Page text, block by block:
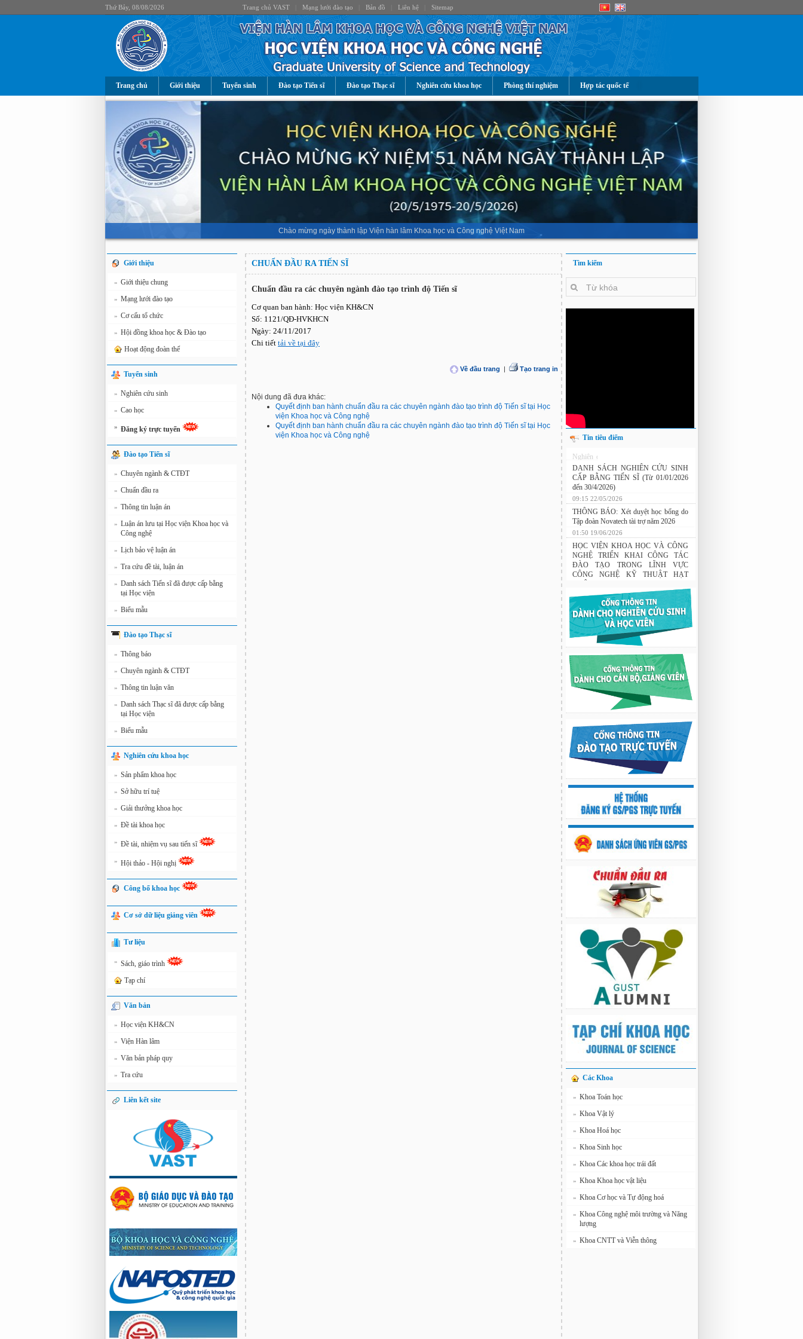
Thứ Bảy, 08/08/2026 Trang chủ VAST| Mạng lưới đào tạo Bản đồ Liên hệ| Sitemap
Trang chủ Giới thiệu Tuyển sinh Đào tạo Tiến sĩ Đào tạo Thạc sĩ Nghiên cứu khoa học Phòng thí nghiệm Hợp tác quốc tế
Chào mừng ngày thành lập Viện hàn lâm Khoa học và Công nghệ Việt Nam
Giới thiệu
» Giới thiệu chung
» Mạng lưới đào tạo
» Cơ cấu tổ chức
» Hội đồng khoa học & Đào tạo
Hoạt động đoàn thể
Tuyển sinh
» Nghiên cứu sinh
» Cao học
» Đăng ký trực tuyến
Đào tạo Tiến sĩ
» Chuyên ngành & CTĐT
» Chuẩn đầu ra
» Thông tin luận án
» Luận án lưu tại Học viện Khoa học và
Công nghệ
» Lịch bảo vệ luận án
» Tra cứu đề tài, luận án
» Danh sách Tiến sĩ đã được cấp bằng
tại Học viện
» Biểu mẫu
Đào tạo Thạc sĩ
» Thông báo
» Chuyên ngành & CTĐT
» Thông tin luận văn
» Danh sách Thạc sĩ đã được cấp bằng
tại Học viện
» Biểu mẫu
Nghiên cứu khoa học
» Sản phẩm khoa học
» Sở hữu trí tuệ
» Giải thưởng khoa học
» Đề tài khoa học
» Đề tài, nhiệm vụ sau tiến sĩ
» Hội thảo - Hội nghị
Công bố khoa học
Cơ sở dữ liệu giảng viên
Tư liệu
» Sách, giáo trình
Tạp chí
Văn bản
» Học viện KH&CN
» Viện Hàn lâm
» Văn bản pháp quy
» Tra cứu
Liên kết site
CHUẨN ĐẦU RA TIẾN SĨ
Chuẩn đầu ra các chuyên ngành đào tạo trình độ Tiến sĩ
Cơ quan ban hành: Học viện KH&CN
Số: 1121/QĐ-HVKHCN
Ngày: 24/11/2017
Chi tiết tải về tại đây
Về đầu trang | Tạo trang in
Nội dung đã đưa khác:
Quyết định ban hành chuẩn đầu ra các chuyên ngành đào tạo trình độ Tiến sĩ tại Học
viện Khoa học và Công nghệ
Quyết định ban hành chuẩn đầu ra các chuyên ngành đào tạo trình độ Tiến sĩ tại Học
viện Khoa học và Công nghệ
Tìm kiếm
Tin tiêu điểm
Nghiên cứu chế tạo hệ thống xác định
hướng vật thể độ chính xác cao dựa trên
từ kế và vật liệu biến hóa
DANH SÁCH NGHIÊN CỨU SINH
CẤP BẰNG TIẾN SĨ (Từ 01/01/2026
đến 30/4/2026)
09:15 22/05/2026
THÔNG BÁO: Xét duyệt học bổng do
Tập đoàn Novatech tài trợ năm 2026
01:50 19/06/2026
HỌC VIỆN KHOA HỌC VÀ CÔNG
NGHỆ TRIỂN KHAI CÔNG TÁC
ĐÀO TẠO TRONG LĨNH VỰC
CÔNG NGHỆ KỸ THUẬT HẠT
NHÂN
03:41 08/07/2026
GIAO LƯU TRAO ĐỔI HỌC THUẬT
GIỮA HỌC VIỆN KHOA HỌC VÀ
CÔNG NGHỆ VỚI TRƯỜNG ĐẠI
HỌC OSAKA, TRƯỜNG TRUNG
HỌC HYOGO (NHẬT BẢN) VÀ
TRƯỜNG TRUNG HỌC PHỔ
THÔNG CHUYÊN KHOA HỌC TỰ
02:22 23/07/2026
Nghiên cứu chế tạo hệ thống xác định
hướng vật thể độ chính xác cao dựa trên
từ kế và vật liệu biến hóa
9:33 sáng thứ hai, 03/08/2026
Các Khoa
» Khoa Toán học
» Khoa Vật lý
» Khoa Hoá học
» Khoa Sinh học
» Khoa Các khoa học trái đất
» Khoa Khoa học vật liệu
» Khoa Cơ học và Tự động hoá
» Khoa Công nghệ môi trường và Năng
lượng
» Khoa CNTT và Viễn thông